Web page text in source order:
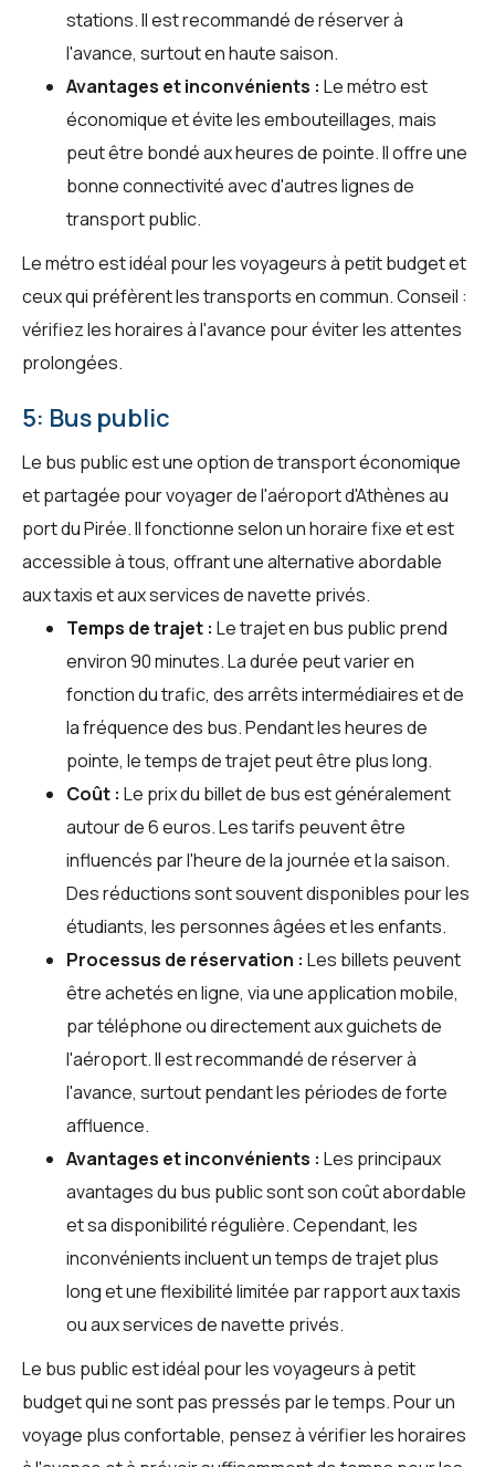
stations. Il est recommandé de réserver à
l'avance, surtout en haute saison.
Avantages et inconvénients : Le métro est
économique et évite les embouteillages, mais
peut être bondé aux heures de pointe. Il offre une
bonne connectivité avec d'autres lignes de
transport public.
Le métro est idéal pour les voyageurs à petit budget et
ceux qui préfèrent les transports en commun. Conseil :
vérifiez les horaires à l'avance pour éviter les attentes
prolongées.
5: Bus public
Le bus public est une option de transport économique
et partagée pour voyager de l'aéroport d'Athènes au
port du Pirée. Il fonctionne selon un horaire fixe et est
accessible à tous, offrant une alternative abordable
aux taxis et aux services de navette privés.
Temps de trajet : Le trajet en bus public prend
environ 90 minutes. La durée peut varier en
fonction du trafic, des arrêts intermédiaires et de
la fréquence des bus. Pendant les heures de
pointe, le temps de trajet peut être plus long.
Coût : Le prix du billet de bus est généralement
autour de 6 euros. Les tarifs peuvent être
influencés par l'heure de la journée et la saison.
Des réductions sont souvent disponibles pour les
étudiants, les personnes âgées et les enfants.
Processus de réservation : Les billets peuvent
être achetés en ligne, via une application mobile,
par téléphone ou directement aux guichets de
l'aéroport. Il est recommandé de réserver à
l'avance, surtout pendant les périodes de forte
affluence.
Avantages et inconvénients : Les principaux
avantages du bus public sont son coût abordable
et sa disponibilité régulière. Cependant, les
inconvénients incluent un temps de trajet plus
long et une flexibilité limitée par rapport aux taxis
ou aux services de navette privés.
Le bus public est idéal pour les voyageurs à petit
budget qui ne sont pas pressés par le temps. Pour un
voyage plus confortable, pensez à vérifier les horaires